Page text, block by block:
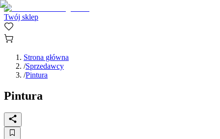
Twój sklep
Strona główna
/Sprzedawcy
/Pintura
Pintura